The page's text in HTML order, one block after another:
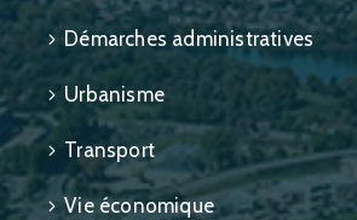
Démarches administratives
Urbanisme
Transport
Vie économique